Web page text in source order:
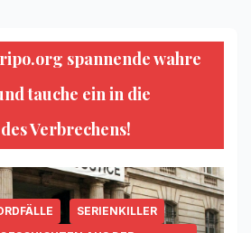
spannende wahre
tauche ein in die
Verbrechens!
SERIENKILLER